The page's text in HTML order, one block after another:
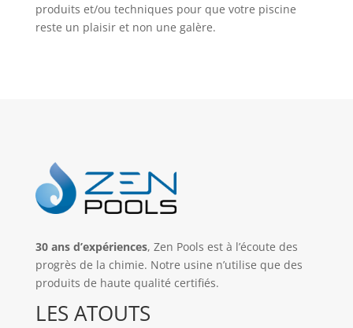
produits et/ou techniques pour que votre piscine
reste un plaisir et non une galère.
30 ans d’expériences, Zen Pools est à l’écoute des
progrès de la chimie. Notre usine n’utilise que des
produits de haute qualité certifiés.
LES ATOUTS